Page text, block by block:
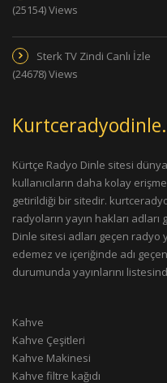
(25154) Views
Sterk TV Zindi Canlı İzle
(24678) Views
Kürtçe Radyo Dinle sitesi
kullanıcıların daha kolay
getirildiği bir sitedir.
radyoların yayın hakları
Dinle sitesi adları geçen radyo
edemez ve içeriğinde adı
durumunda yayınlarını
Kahve
Kahve Çeşitleri
Kahve Makinesi
Kahve filtre kağıdı